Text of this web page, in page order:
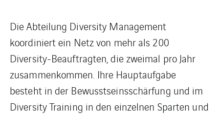
Die Abteilung Diversity Management
koordiniert ein Netz von mehr als 200
Diversity-Beauftragten, die zweimal pro Jahr
zusammenkommen. Ihre Hauptaufgabe
besteht in der Bewusstseinsschärfung und im
Diversity Training in den einzelnen Sparten und